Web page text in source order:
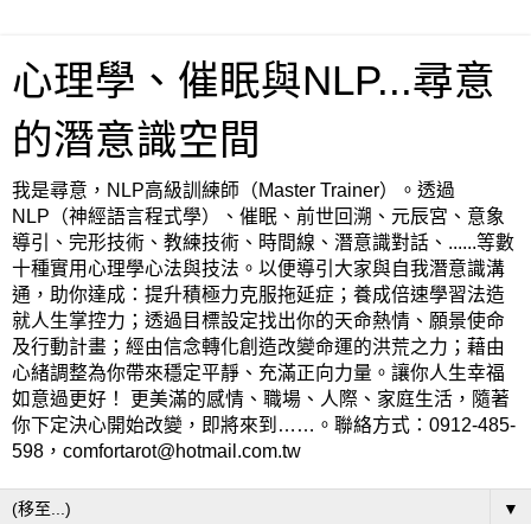
心理學、催眠與NLP...尋意
的潛意識空間
我是尋意，NLP高級訓練師（Master Trainer）。透過
NLP（神經語言程式學）、催眠、前世回溯、元辰宮、意象
導引、完形技術、教練技術、時間線、潛意識對話、......等數
十種實用心理學心法與技法。以便導引大家與自我潛意識溝
通，助你達成：提升積極力克服拖延症；養成倍速學習法造
就人生掌控力；透過目標設定找出你的天命熱情、願景使命
及行動計畫；經由信念轉化創造改變命運的洪荒之力；藉由
心緒調整為你帶來穩定平靜、充滿正向力量。讓你人生幸福
如意過更好！ 更美滿的感情、職場、人際、家庭生活，隨著
你下定決心開始改變，即將來到……。聯絡方式：0912-485-
598，comfortarot@hotmail.com.tw
▼